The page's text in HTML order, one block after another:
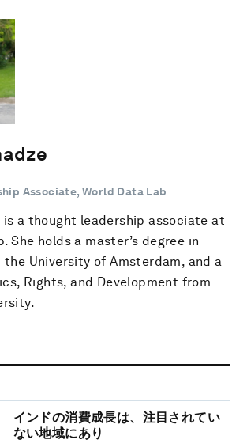
Associate, World Data Lab
is a thought leadership associate at
She holds a master’s degree in
the University of Amsterdam, and a
Rights, and Development from
インドの消費成長は、注目されてい
ない地域にあり